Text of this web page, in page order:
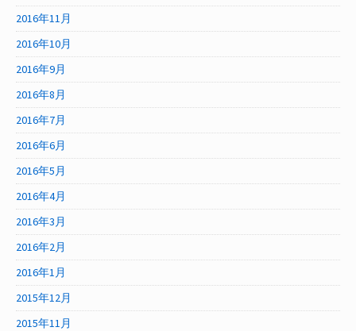
2016年11月
2016年10月
2016年9月
2016年8月
2016年7月
2016年6月
2016年5月
2016年4月
2016年3月
2016年2月
2016年1月
2015年12月
2015年11月